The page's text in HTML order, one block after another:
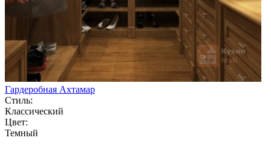
Гардеробная Ахтамар
Стиль:
Классический
Цвет:
Темный